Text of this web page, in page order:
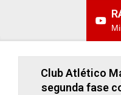
Club Atlético
segunda fase